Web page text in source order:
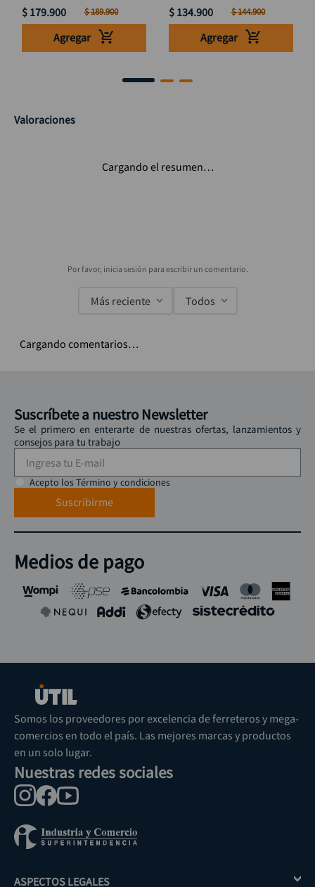
$ 179.900 $189.900
Agregar
$ 134.900 $144.900
Agregar
Valoraciones
Cargando el resumen…
Más reciente Todos
Cargando comentarios…
Suscríbete a nuestro Newsletter
Se el primero en enterarte de nuestras ofertas, lanzamientos y
consejos para tu trabajo
Acepto los Término y condiciones
Suscribirme
Medios de pago
Somos los proveedores por excelencia de ferreteros y mega-
comercios en todo el país. Las mejores marcas y productos
en un solo lugar.
Nuestras redes sociales
ASPECTOS LEGALES +